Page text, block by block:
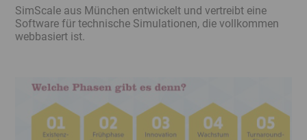
SimScale aus München entwickelt und vertreibt eine
Software für technische Simulationen, die vollkommen
webbasiert ist.